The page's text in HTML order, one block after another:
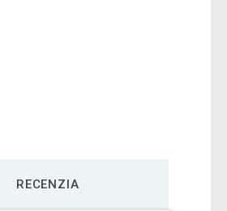
RECENZIA